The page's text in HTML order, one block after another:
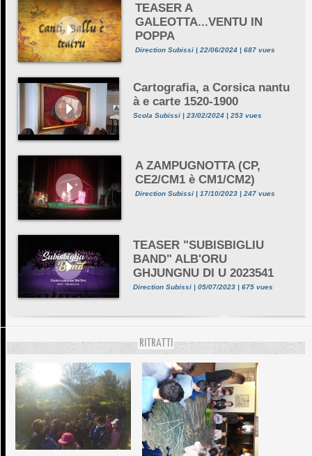
TEASER A
GALEOTTA...VENTU IN
POPPA
Direction Subissi | 22/06/2024 | 687 vues
Cartografia, a Corsica nantu
à e carte 1520-1900
Scola Subissi | 23/02/2024 | 253 vues
A ZAMPUGNOTTA (CP,
CE2/CM1 è CM1/CM2)
Direction Subissi | 17/10/2023 | 247 vues
TEASER "SUBISBIGLIU
BAND" ALB'ORU
GHJUNGNU DI U 2023541
Direction Subissi | 05/07/2023 | 675 vues
RITRATTI